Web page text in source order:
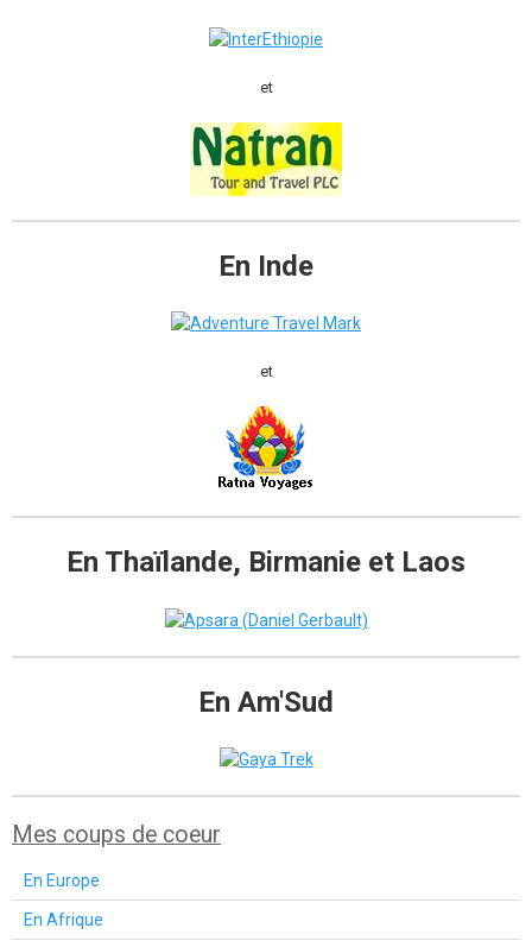
et
En Inde
et
En Thaïlande, Birmanie et Laos
En Am'Sud
Mes coups de coeur
En Europe
En Afrique